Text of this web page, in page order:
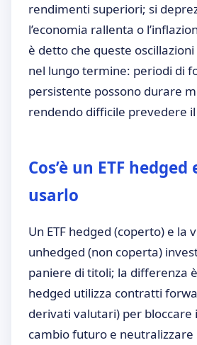
rendimenti superiori; si
l’economia rallenta o
è detto che queste
nel lungo termine: periodi di
persistente possono durare
rendendo difficile prevedere
Cos’è un ETF
usarlo
Un ETF hedged (coperto) e la
unhedged (non coperta)
paniere di titoli; la differenza è
hedged utilizza contratti
derivati valutari) per bloccare
cambio futuro e neutralizzare